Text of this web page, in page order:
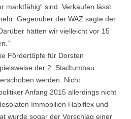
marktfähig“ sind. Verkaufen lässt
Gegenüber der WAZ sagte der
hätten wir vielleicht vor 15
Fördertöpfe für Dorsten
der 2. Stadtumbau
werden. Nicht
Anfang 2015 allerdings nicht
Immobilien Habiflex und
wurde sogar der Vorschlag einer